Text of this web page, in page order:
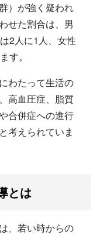
）が強く疑われ
せた割合は、男
2人に1人、女性
す。
わたって生活の
高血圧症、脂質
合併症への進行
考えられていま
とは
、若い時からの